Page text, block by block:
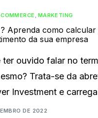
, MARKETING
Aprenda como
da sua empresa
ter ouvido falar no
Trata-se da
Investment e
DE 2022